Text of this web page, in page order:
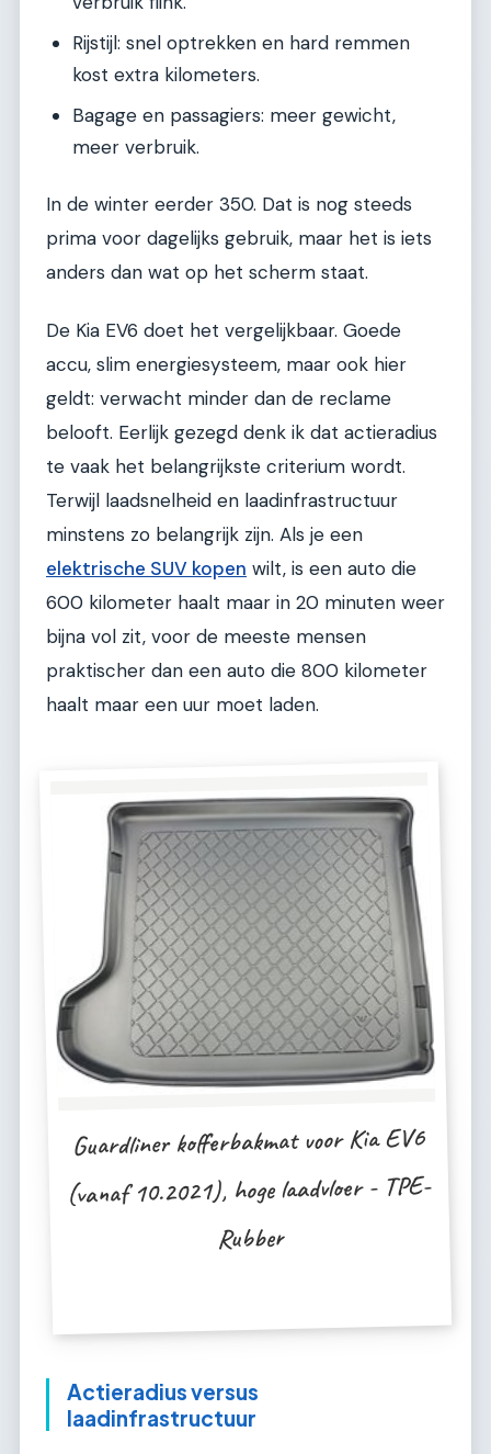
Rijstijl: snel optrekken en hard remmen
kost extra kilometers.
Bagage en passagiers: meer gewicht,
meer verbruik.
In de winter eerder 350. Dat is nog steeds
prima voor dagelijks gebruik, maar het is iets
anders dan wat op het scherm staat.
De Kia EV6 doet het vergelijkbaar. Goede
accu, slim energiesysteem, maar ook hier
geldt: verwacht minder dan de reclame
belooft. Eerlijk gezegd denk ik dat actieradius
te vaak het belangrijkste criterium wordt.
Terwijl laadsnelheid en laadinfrastructuur
minstens zo belangrijk zijn. Als je een
elektrische SUV kopen wilt, is een auto die
600 kilometer haalt maar in 20 minuten weer
bijna vol zit, voor de meeste mensen
praktischer dan een auto die 800 kilometer
haalt maar een uur moet laden.
Guardliner kofferbakmat voor Kia EV6
(vanaf 10.2021), hoge laadvloer - TPE-
Rubber
Actieradius versus
laadinfrastructuur